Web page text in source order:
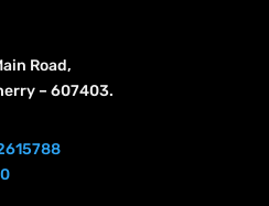
Road,
– 607403.